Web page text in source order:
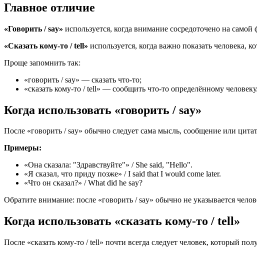
Главное отличие
«Говорить / say» используется, когда внимание сосредоточено на
«Сказать кому-то / tell» используется, когда важно показать человека,
Проще запомнить так:
«говорить / say» — сказать что-то;
«сказать кому-то / tell» — сообщить что-то определённому человеку.
Когда использовать «говорить / say»
После «говорить / say» обычно следует сама мысль, сообщение или
Примеры:
«Она сказала: "Здравствуйте"» / She said, "Hello".
«Я сказал, что приду позже» / I said that I would come later.
«Что он сказал?» / What did he say?
Обратите внимание: после «говорить / say» обычно не указывается
Когда использовать «сказать кому-то / tell»
После «сказать кому-то / tell» почти всегда следует человек, который